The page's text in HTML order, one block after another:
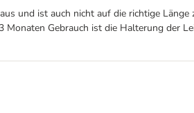
und ist auch nicht auf die richtige
Gebrauch ist die Halterung der